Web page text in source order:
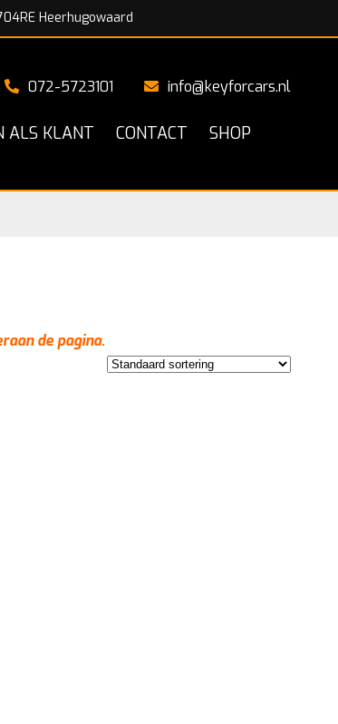
Heerhugowaard
072-5723101 info@keyforcars.nl
ALS KLANT CONTACT SHOP
de pagina.